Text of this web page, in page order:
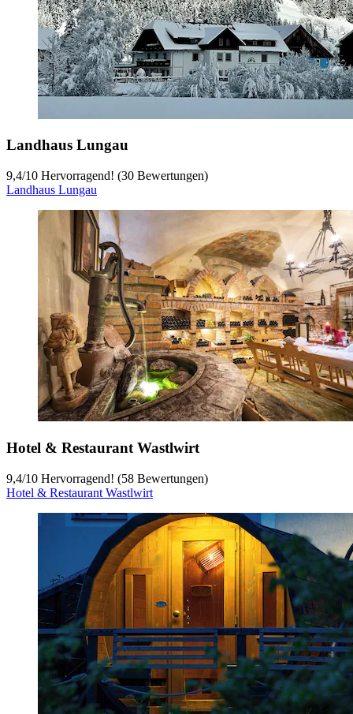
Landhaus Lungau
9,4/10 Hervorragend! (30 Bewertungen)
Landhaus Lungau
Hotel & Restaurant Wastlwirt
9,4/10 Hervorragend! (58 Bewertungen)
Hotel & Restaurant Wastlwirt